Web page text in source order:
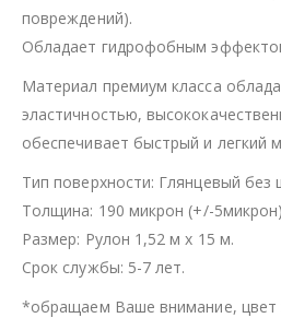
повреждений).
Обладает гидрофобным
Материал премиум класса
эластичностью,
обеспечивает быстрый и легкий
Тип поверхности: Глянцевый без
Толщина: 190 микрон (+/-
Размер: Рулон 1,52 м х 15 м.
Срок службы: 5-7 лет.
*обращаем Ваше внимание,